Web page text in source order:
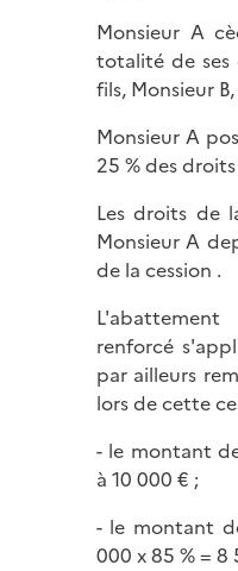
Monsieur A
totalité de ses
fils, Monsieur
Monsieur A
25 % des
Les droits de
Monsieur A
de la cession .
renforcé
par ailleurs
lors de cette
- le montant
à 10 000 € ;
- le montant
000 x 85 % = 8